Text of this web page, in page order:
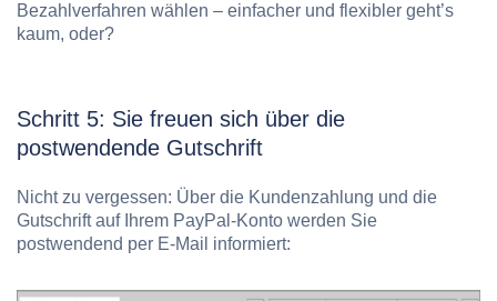
Bezahlverfahren wählen – einfacher und flexibler geht’s
kaum, oder?
Schritt 5: Sie freuen sich über die
postwendende Gutschrift
Nicht zu vergessen: Über die Kundenzahlung und die
Gutschrift auf Ihrem PayPal-Konto werden Sie
postwendend per E-Mail informiert: